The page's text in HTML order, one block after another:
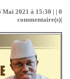
2021 à 15:30 | | 0
commentaire(s)|